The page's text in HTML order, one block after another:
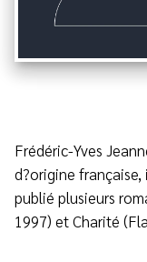
Frédéric-Yves
d?origine
publié plusieurs
1997) et Charité